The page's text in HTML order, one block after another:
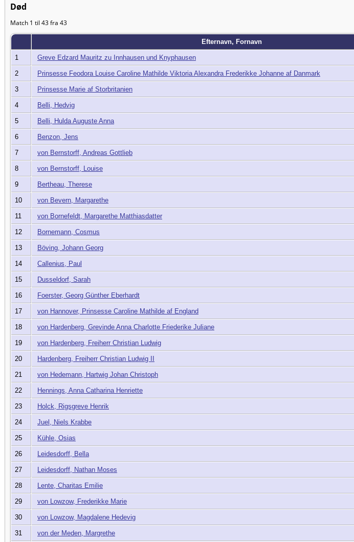
Død
Match 1 til 43 fra 43
Efternavn, Fornavn
1 Greve Edzard Mauritz zu Innhausen und Knyphausen
2 Prinsesse Feodora Louise Caroline Mathilde Viktoria Alexandra Frederikke Johanne af Danmark
3 Prinsesse Marie af Storbritanien
4 Belli, Hedvig
5 Belli, Hulda Auguste Anna
6 Benzon, Jens
7 von Bernstorff, Andreas Gottlieb
8 von Bernstorff, Louise
9 Bertheau, Therese
10 von Bevern, Margarethe
11 von Bornefeldt, Margarethe Matthiasdatter
12 Bornemann, Cosmus
13 Böving, Johann Georg
14 Callenius, Paul
15 Dusseldorf, Sarah
16 Foerster, Georg Günther Eberhardt
17 von Hannover, Prinsesse Caroline Mathilde af England
18 von Hardenberg, Grevinde Anna Charlotte Friederike Juliane
19 von Hardenberg, Freiherr Christian Ludwig
20 Hardenberg, Freiherr Christian Ludwig II
21 von Hedemann, Hartwig Johan Christoph
22 Hennings, Anna Catharina Henriette
23 Holck, Rigsgreve Henrik
24 Juel, Niels Krabbe
25 Kühle, Osias
26 Leidesdorff, Bella
27 Leidesdorff, Nathan Moses
28 Lente, Charitas Emilie
29 von Lowzow, Frederikke Marie
30 von Lowzow, Magdalene Hedevig
31 von der Meden, Margrethe